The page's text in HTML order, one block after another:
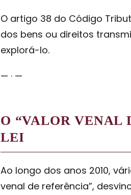
O artigo 38 do Código
dos bens ou direitos
explorá-lo.
— · —
O “VALOR VENAL
LEI
Ao longo dos anos 2010,
venal de referência”,